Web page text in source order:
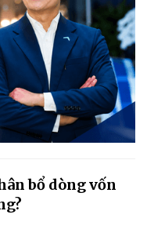
bổ dòng vốn